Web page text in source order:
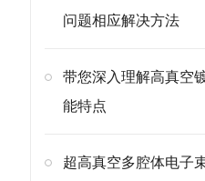
问题相应解决方法
带您深入理解高真空
能特点
超高真空多腔体电子